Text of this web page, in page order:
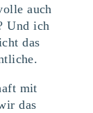
auch
Und ich
das
mit
das